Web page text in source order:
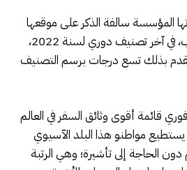
المؤسسة سالفة الذكر على موقعها
الإلكتروني، فقد حل المغرب، في آخر تصنيف دوري لسنة 2022،
عالميا، ليتقدم بذلك تسع درجات برسم التصنيف
قائمة أقوى وثائق السفر في العالم
يستطيع مواطنو هذا البلد الآسيوي
العالم دون الحاجة إلى تأشيرة؛ وهي الرتبة